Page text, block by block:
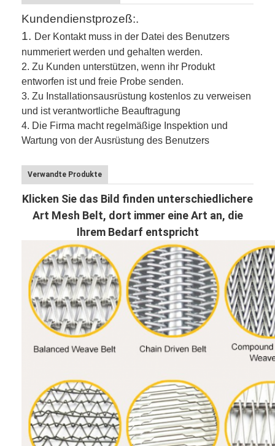
Kundendienstprozeß:.
1. Der Kontakt muss in der Datei des Benutzers
nummeriert werden und gehalten werden.
2.Zu Kunden unterstützen, wenn ihr Produkt
entworfen ist und freie Probe senden.
3.Zu Installationsausrüstung kostenlos zu verweisen
und ist verantwortliche Beauftragung
4. Die Firma macht regelmäßige Inspektion und
Wartung von der Ausrüstung des Benutzers
Verwandte Produkte
Klicken Sie das Bild finden unterschiedlichere
Art Mesh Belt, dort immer eine Art an, die
Ihrem Bedarf entspricht